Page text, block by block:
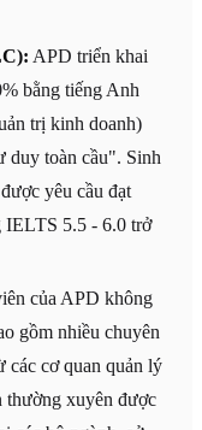
APD triển khai
bằng tiếng Anh
trị kinh doanh)
duy toàn cầu". Sinh
yêu cầu đạt
IELTS 5.5 - 6.0 trở
của APD không
gồm nhiều chuyên
các cơ quan quản lý
thường xuyên được